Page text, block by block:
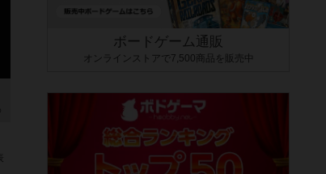
ボードゲーム通販
オンラインストアで7,500商品を販売中